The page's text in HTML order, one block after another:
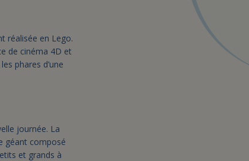
réalisée en Lego.
de cinéma 4D et
phares d’une
journée. La
géant composé
et grands à